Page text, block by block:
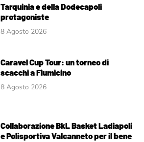
Tarquinia e della Dodecapoli
protagoniste
8 Agosto 2026
Caravel Cup Tour: un torneo di
scacchi a Fiumicino
8 Agosto 2026
Collaborazione BkL Basket Ladiapoli
e Polisportiva Valcanneto per il bene